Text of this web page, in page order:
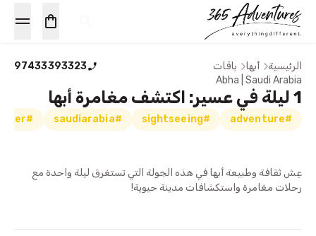
الرئيسية أبها باقات
97433393323
Abha | Saudi Arabia
1 ليلة في عسير: اكتشف مغامرة أبها
#adventure
#sightseeing
#saudiarabia
#aseer
عِش ثقافة وطبيعة أبها في هذه الجولة التي تستغرق ليلة واحدة مع
رحلات مغامرة واستكشافات مدينة حيوية!